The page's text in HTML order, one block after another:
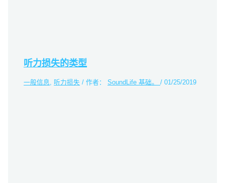
听力损失的类型
一般信息, 听力损失 / 作者： SoundLife 基础。/01/25/2019